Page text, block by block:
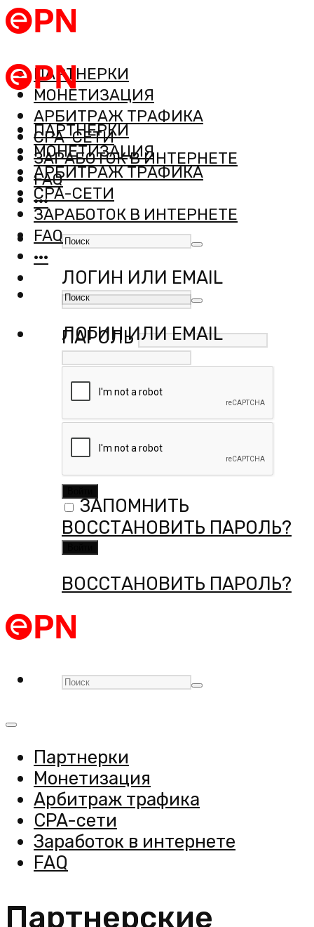
ПАРТНЕРКИ
МОНЕТИЗАЦИЯ
АРБИТРАЖ ТРАФИКА
CPA-СЕТИ
ЗАРАБОТОК В ИНТЕРНЕТЕ
FAQ
···
ЛОГИН ИЛИ EMAIL
ПАРОЛЬ
ЗАПОМНИТЬ
ВОССТАНОВИТЬ ПАРОЛЬ?
ПАРТНЕРКИ
МОНЕТИЗАЦИЯ
АРБИТРАЖ ТРАФИКА
CPA-СЕТИ
ЗАРАБОТОК В ИНТЕРНЕТЕ
FAQ
···
ЛОГИН ИЛИ EMAIL
ПАРОЛЬ
ЗАПОМНИТЬ
ВОССТАНОВИТЬ ПАРОЛЬ?
Партнерки
Монетизация
Арбитраж трафика
CPA-сети
Заработок в интернете
FAQ
Партнерские